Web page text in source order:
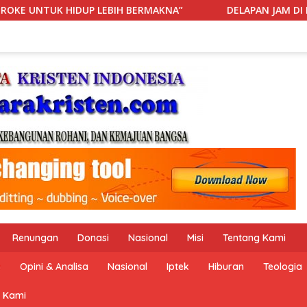
DELAPAN JAM DI IGD: KETIKA RANJANG, ANGGARAN,
Renungan Donasi Nasional Misi Tentang Kami
Opini & Analisa Nasional Iptek Hiburan Teologia
Kami